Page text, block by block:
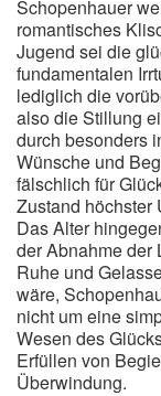
Schopenhauer
romantisches
Jugend sei die
fundamentalen
lediglich die
also die Stillung
durch besonders
Wünsche und
fälschlich für
Zustand höchster
Das Alter
der Abnahme der
Ruhe und
wäre,
nicht um eine
Wesen des
Erfüllen von
Überwindung.